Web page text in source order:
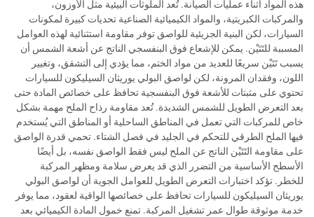
هذه المواد أثناء عمليات الصيانة. تُعد الملوثات البيئية مثل الأوزون،
والمركبات الكبريتية، والمواد الكيميائية الصناعية تحديات كبيرة لمكونات
السيارات، لكن البنية الجزيئية للواصق توفر مقاومة استثنائية لهذه العوامل
المسببة للتَتَيْن. يمكن للإشعاع فوق البنفسجي الناتج عن أشعة الشمس أن
يسبب تَتَيْن سريعًا للعديد من مواد الختم، مما يؤدي إلى التشقق، وتغيير
اللون، وفقدان المرونة، لكن لواصق البولي يوريثان السيليكون للسيارات
تحتوي على مثبتات للأشعة فوق البنفسجية تحافظ على خصائص المادة حتى
بعد التعرض الطويل للشمس الشديدة. تُعد مقاومة رذاح الملح مهمة بشكل
خاص للمركبات التي تعمل في المناطق الساحلية أو المناطق التي يُستخدم
فيها الملح الطرقي للتحكم في الجليد في فصل الشتاء. تحمي قدرة الواصق
على مقاومة التَتَيْن الناتج عن الملح ليس فقط الواصق نفسه، بل أيضًا
الأسطح الأساسية من التضرر الذي قد يعرض سلامة ومظهر المركبة
للخطر. تؤكد اختبارات التعرض الطويل للعوامل الجوية أن لواصق البولي
يوريثان السيليكون للسيارات تحافظ على خصائصها الواقية لعقود، مما يوفر
خدمة موثوقة طوال عمر تشغيل المركبة. تمنع خمول المادة الكيميائي بعد